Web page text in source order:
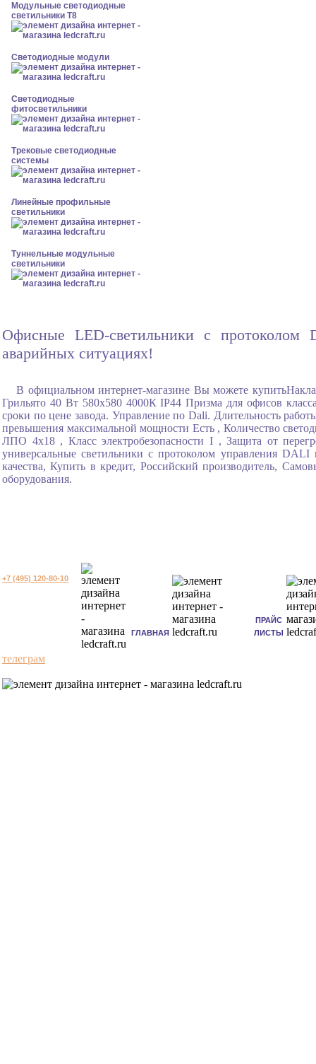
Модульные светодиодные
светильники Т8
Светодиодные модули
Светодиодные
фитосветильники
Трековые светодиодные
системы
Линейные профильные
светильники
Туннельные модульные
светильники
Офисные LED-светильники с
аварийных ситуациях!
В официальном интернет-магазине Вы можете
Грильято 40 Вт 580x580 4000К IP44 Призма для офисов
сроки по цене завода. Управление по Dali. Длительность
превышения максимальной мощности Есть , Количество
ЛПО 4x18 , Класс электробезопасности I , Защита от
универсальные светильники с протоколом управления
качества, Купить в кредит, Российский производитель,
оборудования.
+7 (495) 120-80-10
ГЛАВНАЯ
ПРАЙС
ЛИСТЫ
телеграм